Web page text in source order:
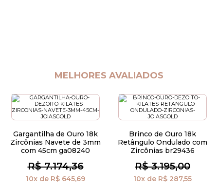
MELHORES AVALIADOS
Gargantilha de Ouro 18k
Zircônias Navete de 3mm
com 45cm ga08240
R$ 7.174,36
10x de R$ 645,69
Brinco de Ouro 18k
Retângulo Ondulado com
Zircônias br29436
R$ 3.195,00
10x de R$ 287,55